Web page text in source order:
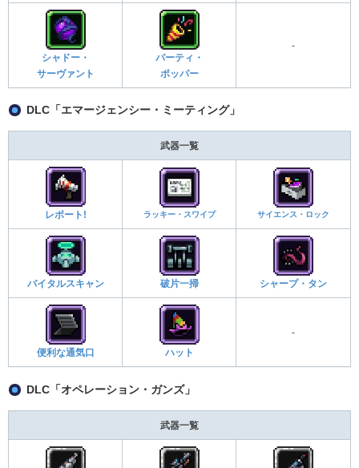
シャドー・
サーヴァント
パーティ・
ポッパー
-
DLC「エマージェンシー・ミーティング」
武器一覧
レポート! ラッキー・スワイプ サイエンス・ロック
バイタルスキャン 破片一掃 シャープ・タン
便利な通気口 ハット
-
DLC「オペレーション・ガンズ」
武器一覧